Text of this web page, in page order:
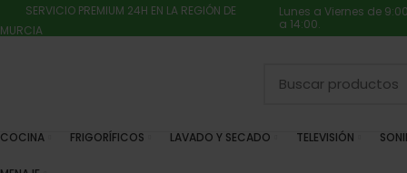
SERVICIO PREMIUM 24H EN LA REGIÓN DE
MURCIA
Lunes a Viernes de
a 14:00.
COCINA FRIGORÍFICOS LAVADO Y SECADO TELEVISIÓN